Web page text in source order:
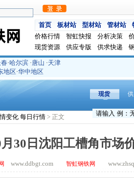
首页 板材站 型材站 管材站
价格行情
智虹快报 分析决策
现货资源
供应专版 供求快递
·哈尔滨 ·唐山 ·天津
地区·华中地区
现货
变化 每日行情 > 正文
月30日沈阳工槽角市场
www.ddbgt.com 智虹钢铁网